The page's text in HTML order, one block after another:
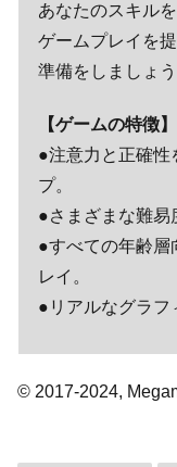
あなたのスキル
ゲームプレイを
準備をしましょ
【ゲームの特徴】
●注意力と正確性
プ。
●さまざまな難易
●すべての年齢層
レイ。
●リアルなグラフ
© 2017-2024,